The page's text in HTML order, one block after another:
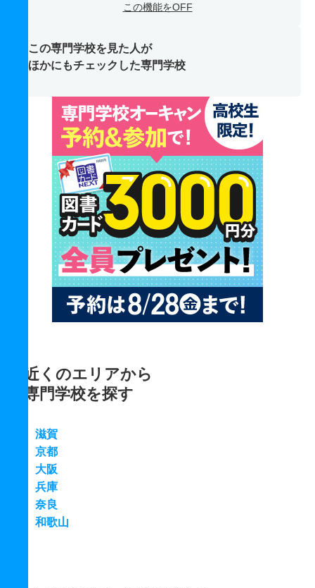
この機能をOFF
この専門学校を見た人が
ほかにもチェックした専門学校
近くのエリアから
専門学校を探す
滋賀
京都
大阪
兵庫
奈良
和歌山